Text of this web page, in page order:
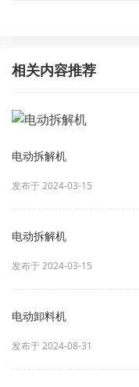
相关内容推荐
电动拆解机
发布于 2024-03-15
电动拆解机
发布于 2024-03-15
电动卸料机
发布于 2024-08-31